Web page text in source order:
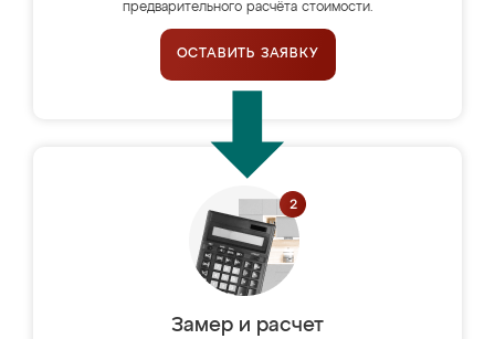
предварительного расчёта стоимости.
ОСТАВИТЬ ЗАЯВКУ
Замер и расчет